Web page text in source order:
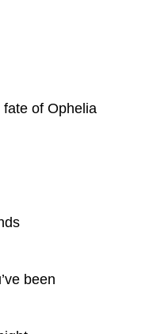
of Ophelia
been